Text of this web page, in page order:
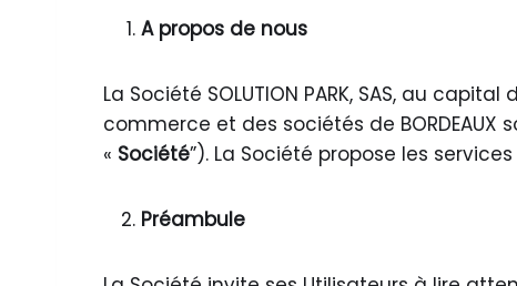
A propos de nous
La Société SOLUTION PARK, SAS, au
commerce et des sociétés de BORDEAUX
« Société”). La Société propose les
Préambule